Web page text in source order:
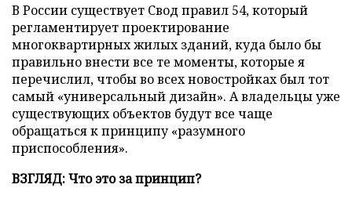
В России существует Свод правил 54, который
регламентирует проектирование
многоквартирных жилых зданий, куда было бы
правильно внести все те моменты, которые я
перечислил, чтобы во всех новостройках был тот
самый «универсальный дизайн». А владельцы уже
существующих объектов будут все чаще
обращаться к принципу «разумного
приспособления».
ВЗГЛЯД: Что это за принцип?